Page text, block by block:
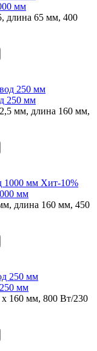
мм
длина 65 мм, 400
250 мм
мм, длина 160 мм,
Хит-10%
мм
длина 160 мм, 450
мм
160 мм, 800 Вт/230